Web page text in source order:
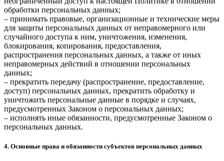
обработки персональных данных;
– принимать правовые, организационные и технические меры
для защиты персональных данных от неправомерного или
случайного доступа к ним, уничтожения, изменения,
блокирования, копирования, предоставления,
распространения персональных данных, а также от иных
неправомерных действий в отношении персональных
данных;
– прекратить передачу (распространение, предоставление,
доступ) персональных данных, прекратить обработку и
уничтожить персональные данные в порядке и случаях,
предусмотренных Законом о персональных данных;
– исполнять иные обязанности, предусмотренные Законом о
персональных данных.
4. Основные права и обязанности субъектов персональных данных